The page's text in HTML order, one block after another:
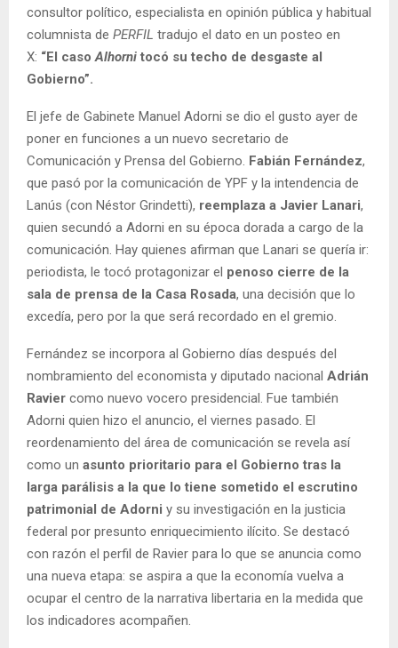
consultor político, especialista en opinión pública y habitual
columnista de PERFIL tradujo el dato en un posteo en
X: “El casoAlhorni tocó su techo de desgaste al
Gobierno”.
El jefe de Gabinete Manuel Adorni se dio el gusto ayer de
poner en funciones a un nuevo secretario de
Comunicación y Prensa del Gobierno. Fabián Fernández,
que pasó por la comunicación de YPF y la intendencia de
Lanús (con Néstor Grindetti), reemplaza a Javier Lanari,
quien secundó a Adorni en su época dorada a cargo de la
comunicación. Hay quienes afirman que Lanari se quería ir:
periodista, le tocó protagonizar el penoso cierre de la
sala de prensa de la Casa Rosada, una decisión que lo
excedía, pero por la que será recordado en el gremio.
Fernández se incorpora al Gobierno días después del
nombramiento del economista y diputado nacional Adrián
Ravier como nuevo vocero presidencial. Fue también
Adorni quien hizo el anuncio, el viernes pasado. El
reordenamiento del área de comunicación se revela así
como un asunto prioritario para el Gobierno tras la
larga parálisis a la que lo tiene sometido el escrutino
patrimonial de Adorni y su investigación en la justicia
federal por presunto enriquecimiento ilícito. Se destacó
con razón el perfil de Ravier para lo que se anuncia como
una nueva etapa: se aspira a que la economía vuelva a
ocupar el centro de la narrativa libertaria en la medida que
los indicadores acompañen.